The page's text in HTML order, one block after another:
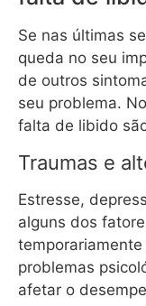
Se nas últimas
queda no seu
de outros
seu problema.
falta de libido
Traumas e
Estresse,
alguns dos
problemas
afetar o